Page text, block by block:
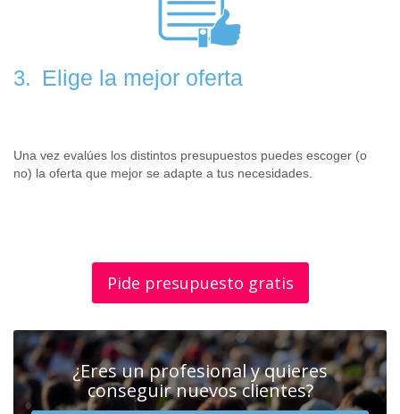
3. Elige la mejor oferta
Una vez evalúes los distintos presupuestos puedes escoger (o
no) la oferta que mejor se adapte a tus necesidades.
Pide presupuesto gratis
¿Eres un profesional y quieres
conseguir nuevos clientes?